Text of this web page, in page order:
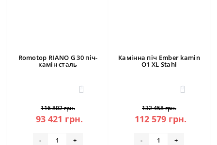
Romotop RIANO G 30 піч-
камін сталь
3
116 802 грн.
93 421 грн.
- +
Камінна піч Ember kamin
O1 XL Stahl
0
132 458 грн.
112 579 грн.
- +